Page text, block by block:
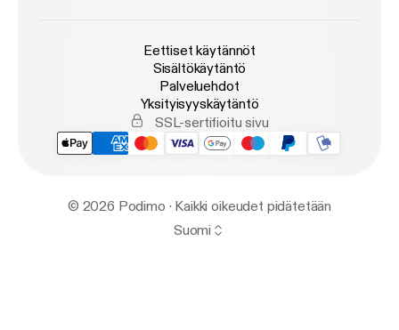
Eettiset käytännöt
Sisältökäytäntö
Palveluehdot
Yksityisyyskäytäntö
SSL-sertifioitu sivu
© 2026 Podimo · Kaikki oikeudet pidätetään
Suomi